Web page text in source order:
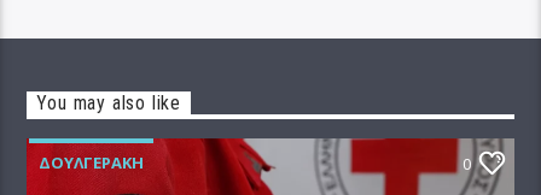
You may also like
ΔΟΥΛΓΕΡΆΚΗ 0